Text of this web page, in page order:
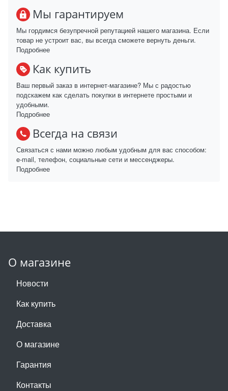
Мы гарантируем
Мы гордимся безупречной репутацией нашего магазина. Если
товар не устроит вас, вы всегда сможете вернуть деньги.
Подробнее
Как купить
Ваш первый заказ в интернет-магазине? Мы с радостью
подскажем как сделать покупки в интернете простыми и
удобными.
Подробнее
Всегда на связи
Связаться с нами можно любым удобным для вас способом:
e-mail, телефон, социальные сети и мессенджеры.
Подробнее
О магазине
Новости
Как купить
Доставка
О магазине
Гарантия
Контакты